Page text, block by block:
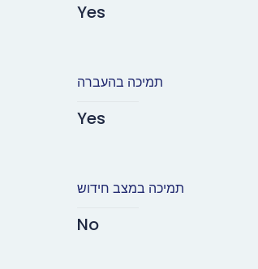
Yes
תמיכה בהעברה
Yes
תמיכה במצב חידוש
No